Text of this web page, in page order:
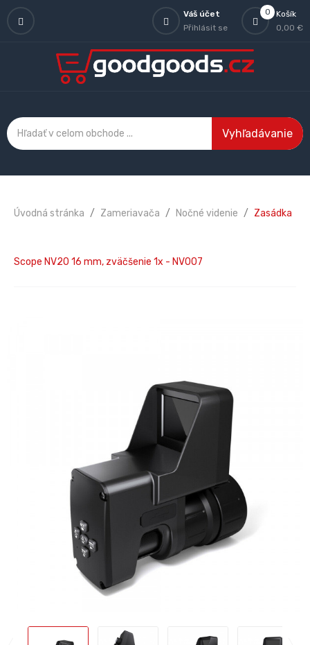
0
Košík
0,00 €
Váš účet
Přihlásit se
Vyhľadávanie
Úvodná stránka Zameriavača Nočné videnie Zasádka
Scope NV20 16 mm, zväčšenie 1x - NV007